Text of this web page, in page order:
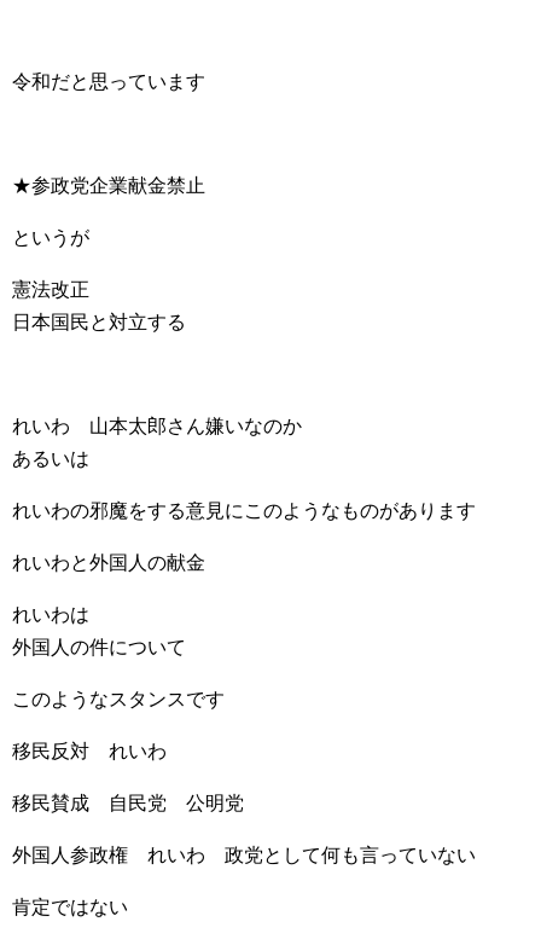
令和だと思っています
★参政党企業献金禁止
というが
憲法改正
日本国民と対立する
れいわ 山本太郎さん嫌いなのか
あるいは
れいわの邪魔をする意見にこのようなものがあります
れいわと外国人の献金
れいわは
外国人の件について
このようなスタンスです
移民反対 れいわ
移民賛成 自民党 公明党
外国人参政権 れいわ 政党として何も言っていない
肯定ではない